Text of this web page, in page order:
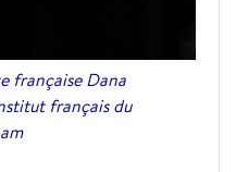
française Dana
français du